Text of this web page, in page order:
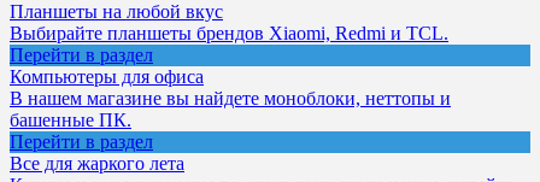
Планшеты на любой вкус
Выбирайте планшеты брендов Xiaomi, Redmi и TCL.
Перейти в раздел
Компьютеры для офиса
В нашем магазине вы найдете моноблоки, неттопы и
башенные ПК.
Перейти в раздел
Все для жаркого лета